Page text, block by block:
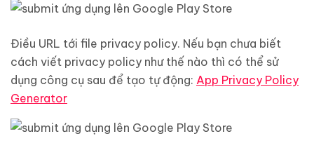
Điều URL tới file privacy policy. Nếu bạn chưa biết
cách viết privacy policy như thế nào thì có thể sử
dụng công cụ sau để tạo tự động: App Privacy Policy
Generator